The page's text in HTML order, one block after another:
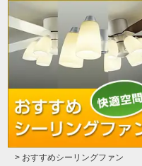
> おすすめシーリングファン